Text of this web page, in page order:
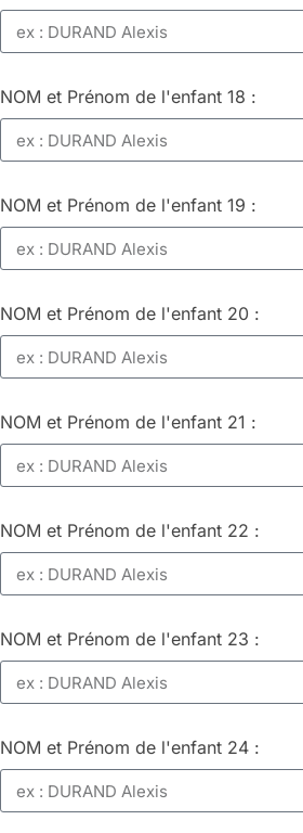
NOM et Prénom de l'enfant 18 :
NOM et Prénom de l'enfant 19 :
NOM et Prénom de l'enfant 20 :
NOM et Prénom de l'enfant 21 :
NOM et Prénom de l'enfant 22 :
NOM et Prénom de l'enfant 23 :
NOM et Prénom de l'enfant 24 :